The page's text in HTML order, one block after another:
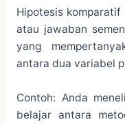
Hipotesis
atau jawaban
yang
antara dua variabel
Contoh: Anda
belajar antara